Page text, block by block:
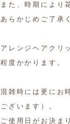
また、時期により
あらかじめご了承
アレンジヘアクリ
程度かかります。
混雑時には更にお
ございます）。
ご使用日がお決ま